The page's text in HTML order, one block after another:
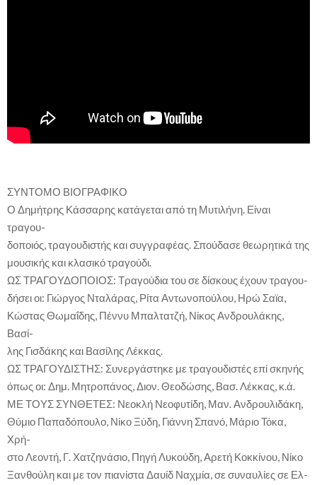
ΣΥΝΤΟΜΟ ΒΙΟΓΡΑΦΙΚΟ
Ο Δημήτρης Κάσσαρης κατάγεται από τη Μυτιλήνη. Είναι
τραγου-
δοποιός, τραγουδιστής και συγγραφέας. Σπούδασε θεωρητικά της
μουσικής και κλασικό τραγούδι.
ΩΣ ΤΡΑΓΟΥΔΟΠΟΙΟΣ: Τραγούδια του σε δίσκους έχουν τραγου-
δήσει οι: Γιώργος Νταλάρας, Ρίτα Αντωνοπούλου, Ηρώ Σαϊα,
Κώστας Θωμαΐδης, Πέννυ Μπαλτατζή, Νίκος Ανδρουλάκης,
Βασί-
λης Γισδάκης και Βασίλης Λέκκας.
ΩΣ ΤΡΑΓΟΥΔΙΣΤΗΣ: Συνεργάστηκε με τραγουδιστές επί σκηνής
όπως οι: Δημ. Μητροπάνος, Διον. Θεοδώσης, Βασ. Λέκκας, κ.ά.
ΜΕ ΤΟΥΣ ΣΥΝΘΕΤΕΣ: Νεοκλή Νεοφυτίδη, Μαν. Ανδρουλιδάκη,
Θύμιο Παπαδόπουλο, Νίκο Ξύδη, Γιάννη Σπανό, Μάριο Τόκα,
Χρή-
στο Λεοντή, Γ. Χατζηνάσιο, Πηγή Λυκούδη, Αρετή Κοκκίνου, Νίκο
Ξανθούλη και με τον πιανίστα Δαυίδ Ναχμία, σε συναυλίες σε Ελ-